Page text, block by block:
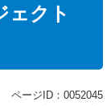
ェクト
ページID：0052045